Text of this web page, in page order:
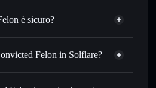
è sicuro?
Felon in Solflare?
wallet Solflare